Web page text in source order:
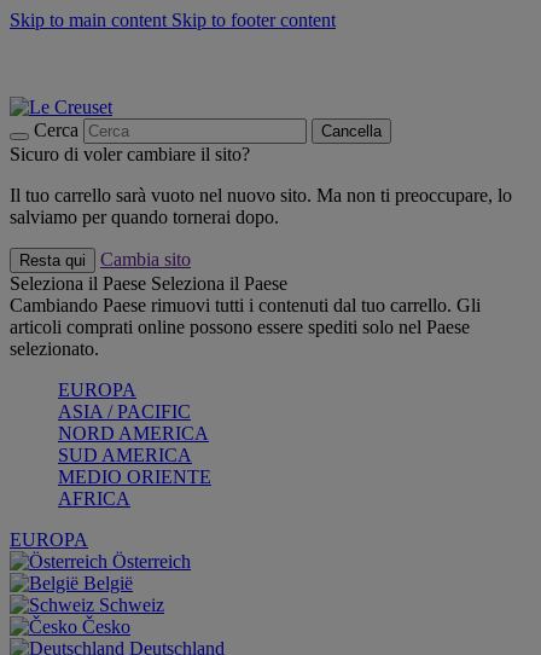
Skip to main content Skip to footer content
Cerca Cancella
Sicuro di voler cambiare il sito?
Il tuo carrello sarà vuoto nel nuovo sito. Ma non ti preoccupare, lo
salviamo per quando tornerai dopo.
Resta qui
Cambia sito
Seleziona il Paese Seleziona il Paese
Cambiando Paese rimuovi tutti i contenuti dal tuo carrello. Gli
articoli comprati online possono essere spediti solo nel Paese
selezionato.
EUROPA
ASIA / PACIFIC
NORD AMERICA
SUD AMERICA
MEDIO ORIENTE
AFRICA
EUROPA
Österreich
België
Schweiz
Česko
Deutschland